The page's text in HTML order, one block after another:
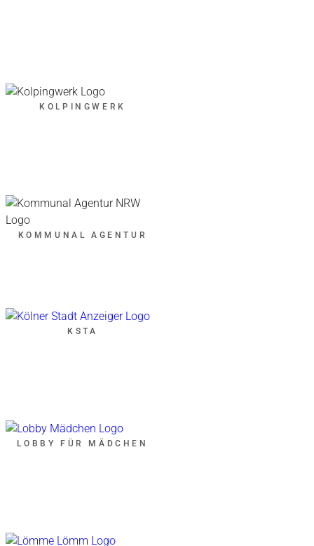
KOLPINGWERK
KOMMUNAL AGENTUR
KSTA
LOBBY FÜR MÄDCHEN